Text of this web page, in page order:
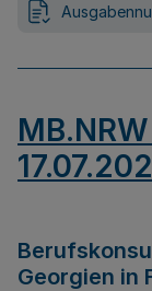
Georgien in